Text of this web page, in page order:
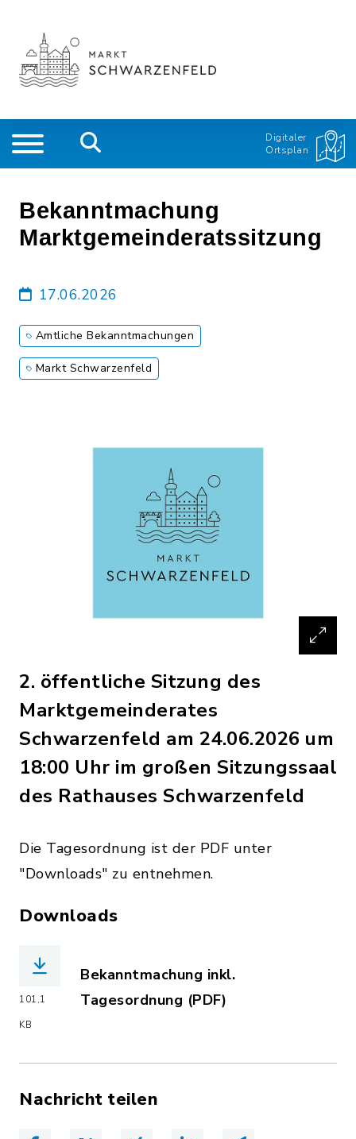
Digitaler
Ortsplan
Bekanntmachung
Marktgemeinderatssitzung
17.06.2026
Amtliche Bekanntmachungen
Markt Schwarzenfeld
2. öffentliche Sitzung des
Marktgemeinderates
Schwarzenfeld am 24.06.2026 um
18:00 Uhr im großen Sitzungssaal
des Rathauses Schwarzenfeld
Die Tagesordnung ist der PDF unter
"Downloads" zu entnehmen.
Downloads
101,1
KB
Bekanntmachung inkl.
Tagesordnung (PDF)
Nachricht teilen